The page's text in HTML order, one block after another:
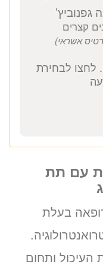
לבחירת
עם תת
בעלת
ותחום